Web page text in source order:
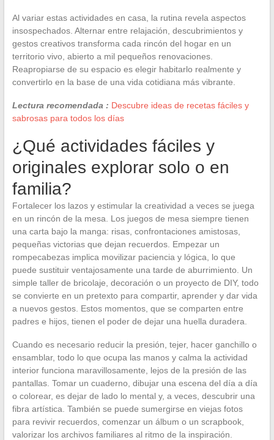
Al variar estas actividades en casa, la rutina revela aspectos
insospechados. Alternar entre relajación, descubrimientos y
gestos creativos transforma cada rincón del hogar en un
territorio vivo, abierto a mil pequeños renovaciones.
Reapropiarse de su espacio es elegir habitarlo realmente y
convertirlo en la base de una vida cotidiana más vibrante.
Lectura recomendada : Descubre ideas de recetas fáciles y
sabrosas para todos los días
¿Qué actividades fáciles y
originales explorar solo o en
familia?
Fortalecer los lazos y estimular la creatividad a veces se juega
en un rincón de la mesa. Los juegos de mesa siempre tienen
una carta bajo la manga: risas, confrontaciones amistosas,
pequeñas victorias que dejan recuerdos. Empezar un
rompecabezas implica movilizar paciencia y lógica, lo que
puede sustituir ventajosamente una tarde de aburrimiento. Un
simple taller de bricolaje, decoración o un proyecto de DIY, todo
se convierte en un pretexto para compartir, aprender y dar vida
a nuevos gestos. Estos momentos, que se comparten entre
padres e hijos, tienen el poder de dejar una huella duradera.
Cuando es necesario reducir la presión, tejer, hacer ganchillo o
ensamblar, todo lo que ocupa las manos y calma la actividad
interior funciona maravillosamente, lejos de la presión de las
pantallas. Tomar un cuaderno, dibujar una escena del día a día
o colorear, es dejar de lado lo mental y, a veces, descubrir una
fibra artística. También se puede sumergirse en viejas fotos
para revivir recuerdos, comenzar un álbum o un scrapbook,
valorizar los archivos familiares al ritmo de la inspiración.